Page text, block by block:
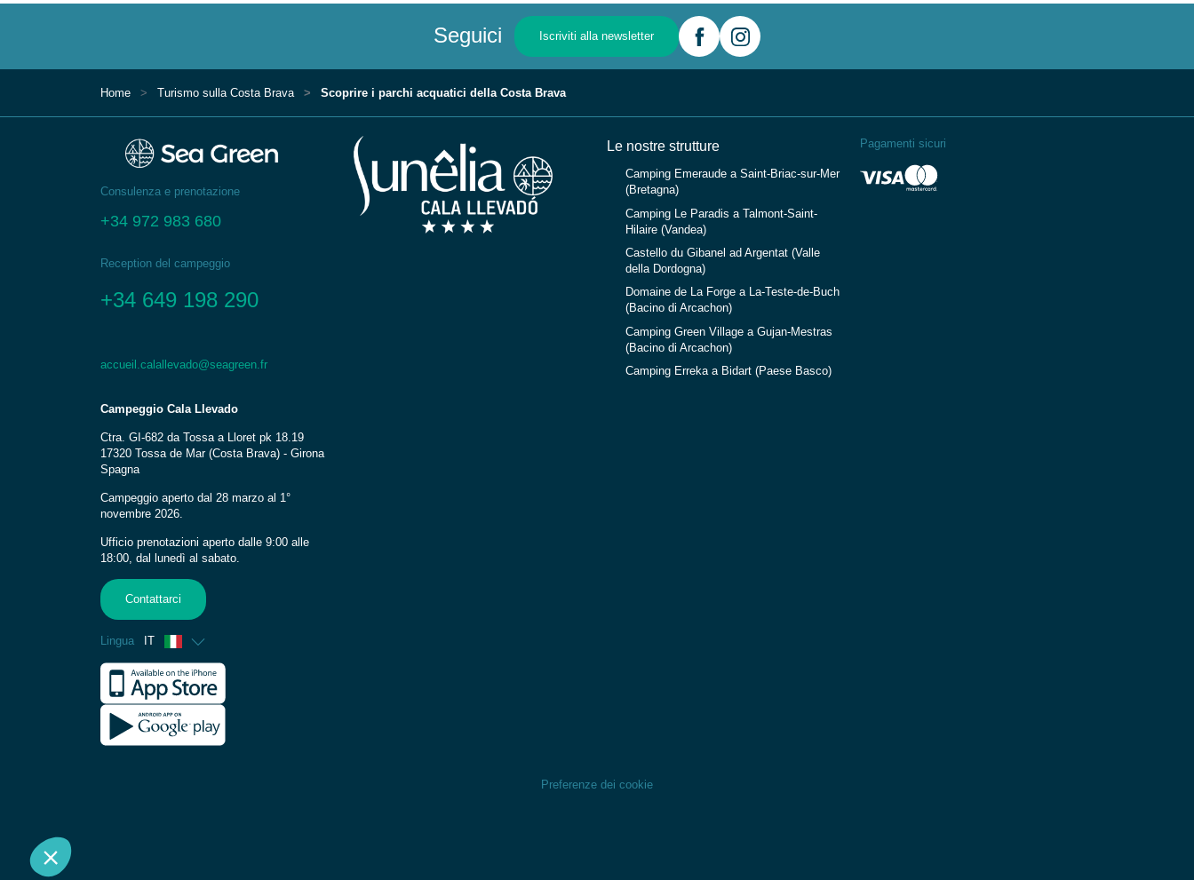
Seguici Iscriviti alla newsletter
Home Turismo sulla Costa Brava Scoprire i parchi acquatici della Costa Brava
Consulenza e prenotazione
+34 972 983 680
Reception del campeggio
+34 649 198 290
accueil.calallevado@seagreen.fr
Campeggio Cala Llevado
Ctra. GI-682 da Tossa a Lloret pk 18.19
17320 Tossa de Mar (Costa Brava) - Girona
Spagna
Campeggio aperto dal 28 marzo al 1°
novembre 2026.
Ufficio prenotazioni aperto dalle 9:00 alle
18:00, dal lunedì al sabato.
Contattarci
Lingua
Francese
Inglese
Spagnolo
Le nostre strutture
Camping Emeraude a Saint-Briac-sur-Mer
(Bretagna)
Camping Le Paradis a Talmont-Saint-
Hilaire (Vandea)
Castello du Gibanel ad Argentat (Valle
della Dordogna)
Domaine de La Forge a La-Teste-de-Buch
(Bacino di Arcachon)
Camping Green Village a Gujan-Mestras
(Bacino di Arcachon)
Camping Erreka a Bidart (Paese Basco)
Pagamenti sicuri
Preferenze dei cookie